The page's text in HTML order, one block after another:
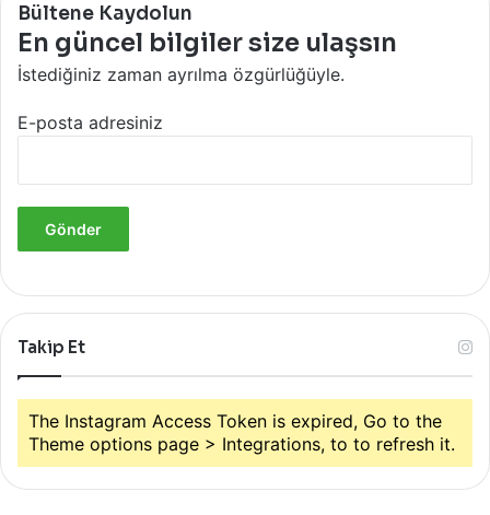
Bültene Kaydolun
En güncel bilgiler size ulaşsın
İstediğiniz zaman ayrılma özgürlüğüyle.
E-posta adresiniz
Takip Et
The Instagram Access Token is expired, Go to the
Theme options page > Integrations, to to refresh it.